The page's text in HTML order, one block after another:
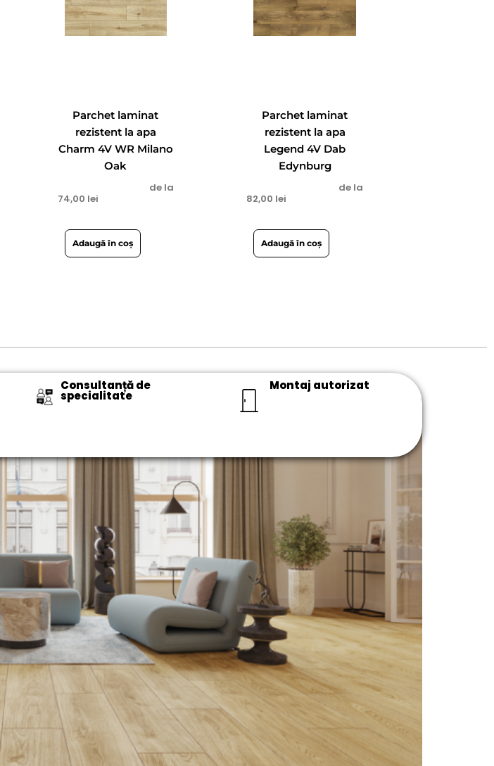
Parchet laminat
rezistent la apa
Charm 4V WR Milano
Oak
de la
74,00 lei
Adaugă în coș
Parchet laminat
rezistent la apa
Legend 4V Dab
Edynburg
de la
82,00 lei
Adaugă în coș
Consultanță de
specialitate​
Montaj autorizat